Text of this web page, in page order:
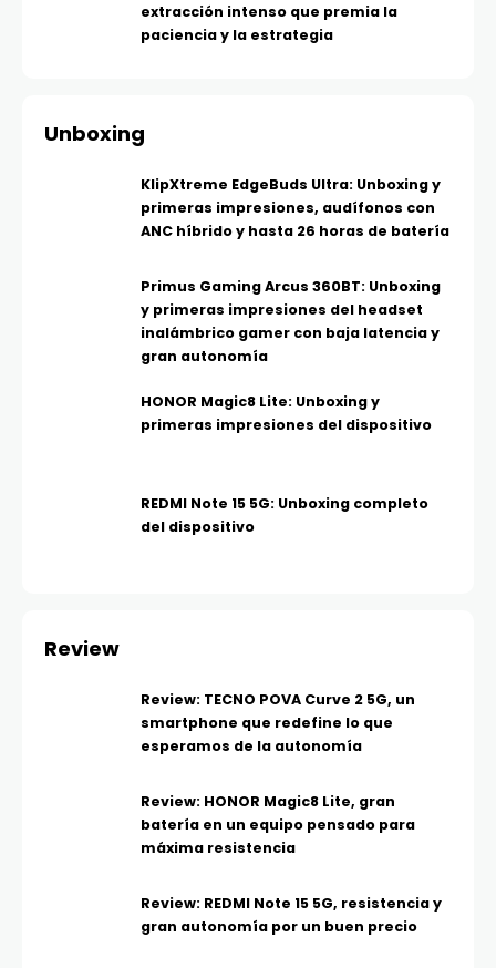
extracción intenso que premia la
paciencia y la estrategia
Unboxing
KlipXtreme EdgeBuds Ultra: Unboxing y
primeras impresiones, audífonos con
ANC híbrido y hasta 26 horas de batería
Primus Gaming Arcus 360BT: Unboxing
y primeras impresiones del headset
inalámbrico gamer con baja latencia y
gran autonomía
HONOR Magic8 Lite: Unboxing y
primeras impresiones del dispositivo
REDMI Note 15 5G: Unboxing completo
del dispositivo
Review
Review: TECNO POVA Curve 2 5G, un
smartphone que redefine lo que
esperamos de la autonomía
Review: HONOR Magic8 Lite, gran
batería en un equipo pensado para
máxima resistencia
Review: REDMI Note 15 5G, resistencia y
gran autonomía por un buen precio